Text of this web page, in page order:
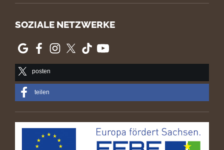
SOZIALE NETZWERKE
posten
teilen